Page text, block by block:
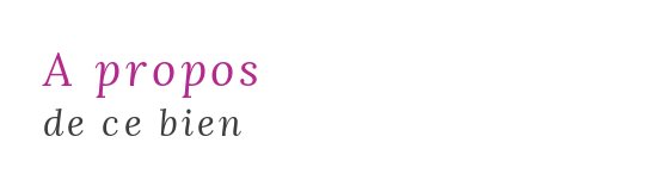
a propos
de ce bien